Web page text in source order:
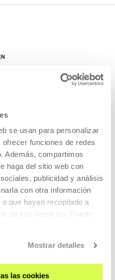
se usan para personalizar
funciones de redes
Además, compartimos
haga del sitio web con
publicidad y análisis
con otra información
que hayan recopilado a
de sus servicios. Puede
Mostrar detalles
las cookies